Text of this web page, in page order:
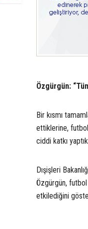
Özgürgün:
Bir kısmı
ettiklerine, futbol
ciddi katkı
Dışişleri
Özgürgün, futbol
etkilediğini